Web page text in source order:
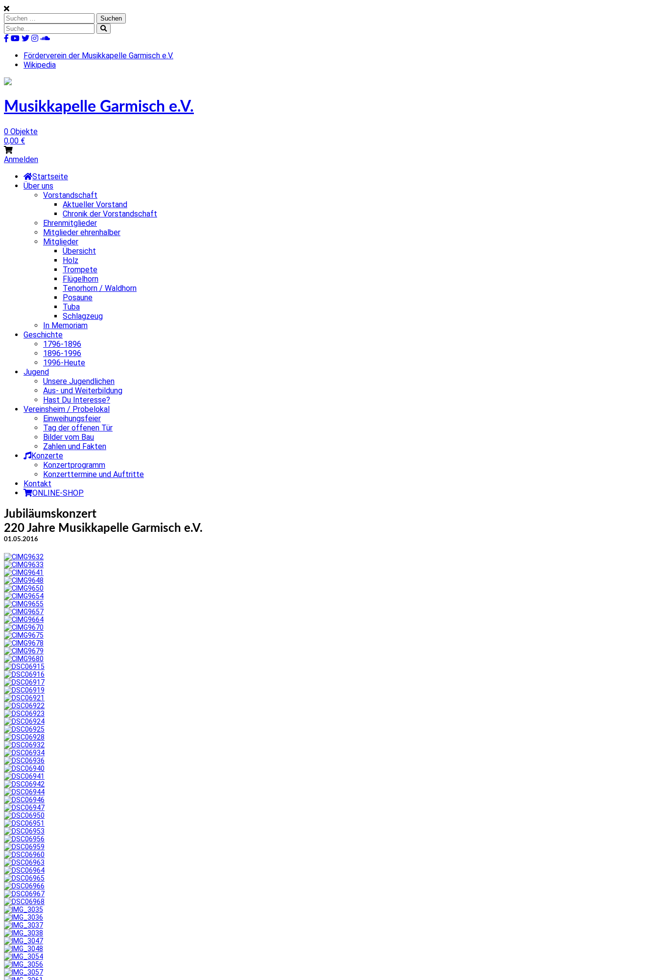
Skip
to
content
Suchen
nach:
Suche
nach:
Förderverein der Musikkapelle Garmisch e.V.
Wikipedia
Musikkapelle Garmisch e.V.
0 Objekte
0,00 €
Anmelden
Startseite
Über uns
Vorstandschaft
Aktueller Vorstand
Chronik der Vorstandschaft
Ehrenmitglieder
Mitglieder ehrenhalber
Mitglieder
Übersicht
Holz
Trompete
Flügelhorn
Tenorhorn / Waldhorn
Posaune
Tuba
Schlagzeug
In Memoriam
Geschichte
1796-1896
1896-1996
1996-Heute
Jugend
Unsere Jugendlichen
Aus- und Weiterbildung
Hast Du Interesse?
Vereinsheim / Probelokal
Einweihungsfeier
Tag der offenen Tür
Bilder vom Bau
Zahlen und Fakten
Konzerte
Konzertprogramm
Konzerttermine und Auftritte
Kontakt
ONLINE-SHOP
Jubiläumskonzert
220 Jahre Musikkapelle Garmisch e.V.
01.05.2016